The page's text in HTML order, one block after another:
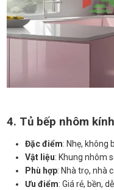
4. Tủ bếp nhôm kính
Đặc điểm: Nhẹ, không
Vật liệu: Khung nhôm
Phù hợp: Nhà trọ, nhà
Ưu điểm: Giá rẻ, bền,